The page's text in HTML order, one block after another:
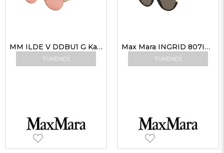
TÜKENDI
MM ILDE V DDBU1 G Kadın Güneş Gözlükleri
TÜKENDI
Max Mara INGRID 807IR Kadın Güneş Gözlükleri